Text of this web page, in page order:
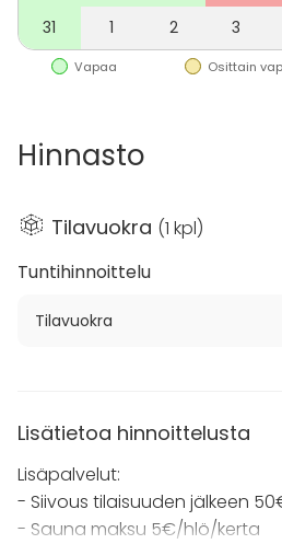
valmistakka, ja kesäisin
avautuu näkymä luonnon
31
1 2 3
Vapaa Osittain
Hinnasto
Tilavuokra (1 kpl)
Tuntihinnoittelu
Tilavuokra
Lisätietoa hinnoittelusta
Lisäpalvelut:
- Siivous tilaisuuden jälkeen
- Sauna maksu 5€/hlö/kerta